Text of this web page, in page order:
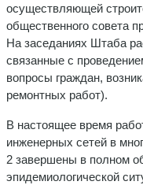
осуществляющей
общественного совета
На заседаниях Штаба
связанные с
вопросы граждан,
ремонтных работ).
В настоящее время
инженерных сетей в
2 завершены в полном
эпидемиологической